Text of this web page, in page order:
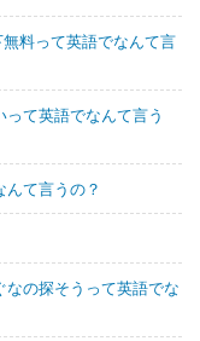
料って英語でなんて言
て英語でなんて言う
んて言うの？
の探そうって英語でな